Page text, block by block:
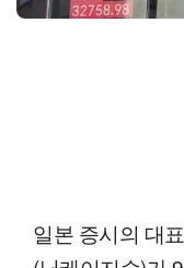
일본 증시의 대